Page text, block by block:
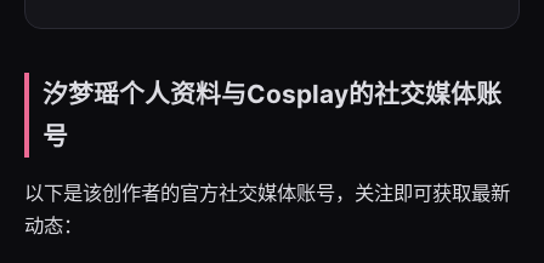
汐梦瑶个人资料与Cosplay的社交媒体账
号
以下是该创作者的官方社交媒体账号，关注即可获取最新
动态：